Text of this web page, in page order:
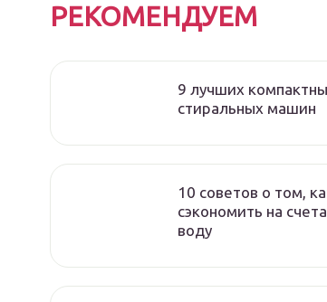
РЕКОМЕНДУЕМ
9 лучших
стиральных машин
10 советов о том,
сэкономить на
воду